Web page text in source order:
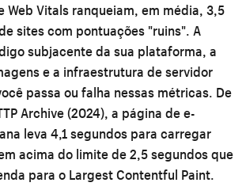
Web Vitals ranqueiam, em média, 3,5
sites com pontuações "ruins". A
subjacente da sua plataforma, a
e a infraestrutura de servidor
passa ou falha nessas métricas. De
Archive (2024), a página de e-
leva 4,1 segundos para carregar
acima do limite de 2,5 segundos que
para o Largest Contentful Paint.